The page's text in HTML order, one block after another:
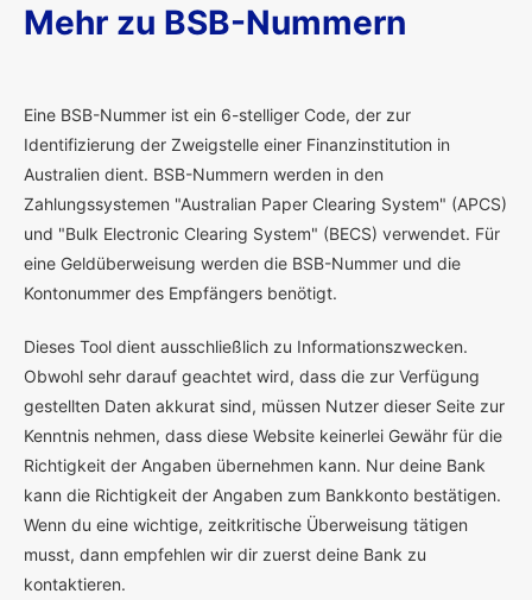
Mehr zu BSB-Nummern
Eine BSB-Nummer ist ein 6-stelliger Code, der zur
Identifizierung der Zweigstelle einer Finanzinstitution in
Australien dient. BSB-Nummern werden in den
Zahlungssystemen "Australian Paper Clearing System" (APCS)
und "Bulk Electronic Clearing System" (BECS) verwendet. Für
eine Geldüberweisung werden die BSB-Nummer und die
Kontonummer des Empfängers benötigt.
Dieses Tool dient ausschließlich zu Informationszwecken.
Obwohl sehr darauf geachtet wird, dass die zur Verfügung
gestellten Daten akkurat sind, müssen Nutzer dieser Seite zur
Kenntnis nehmen, dass diese Website keinerlei Gewähr für die
Richtigkeit der Angaben übernehmen kann. Nur deine Bank
kann die Richtigkeit der Angaben zum Bankkonto bestätigen.
Wenn du eine wichtige, zeitkritische Überweisung tätigen
musst, dann empfehlen wir dir zuerst deine Bank zu
kontaktieren.